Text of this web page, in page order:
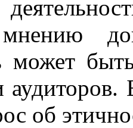
может
об